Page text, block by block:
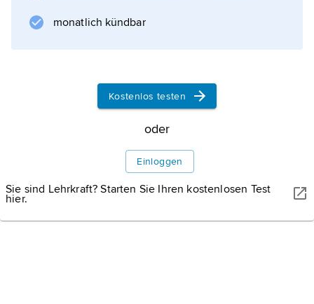
monatlich kündbar
Kostenlos testen
oder
Einloggen
Sie sind Lehrkraft? Starten Sie Ihren kostenlosen Test
hier.